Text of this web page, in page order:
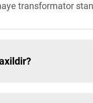
transformator